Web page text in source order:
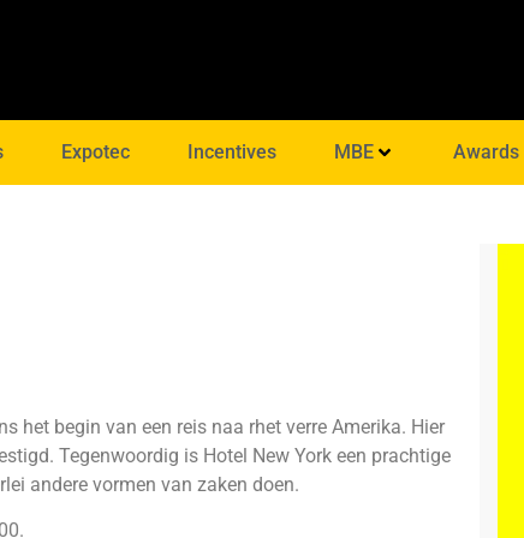
Expotec Incentives MBE Awards
het begin van een reis naa rhet verre Amerika. Hier
Tegenwoordig is Hotel New York een prachtige
andere vormen van zaken doen.